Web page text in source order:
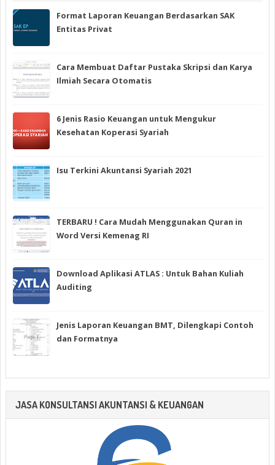
Format Laporan Keuangan Berdasarkan SAK
Entitas Privat
Cara Membuat Daftar Pustaka Skripsi dan Karya
Ilmiah Secara Otomatis
6 Jenis Rasio Keuangan untuk Mengukur
Kesehatan Koperasi Syariah
Isu Terkini Akuntansi Syariah 2021
TERBARU ! Cara Mudah Menggunakan Quran in
Word Versi Kemenag RI
Download Aplikasi ATLAS : Untuk Bahan Kuliah
Auditing
Jenis Laporan Keuangan BMT, Dilengkapi Contoh
dan Formatnya
JASA KONSULTANSI AKUNTANSI & KEUANGAN